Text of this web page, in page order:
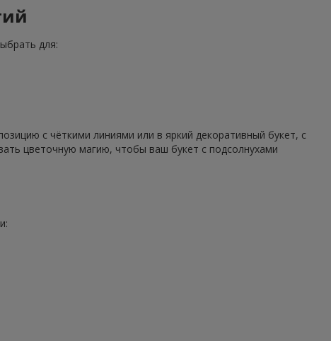
для:
с чёткими линиями или в яркий декоративный букет, с
цветочную магию, чтобы ваш букет с подсолнухами